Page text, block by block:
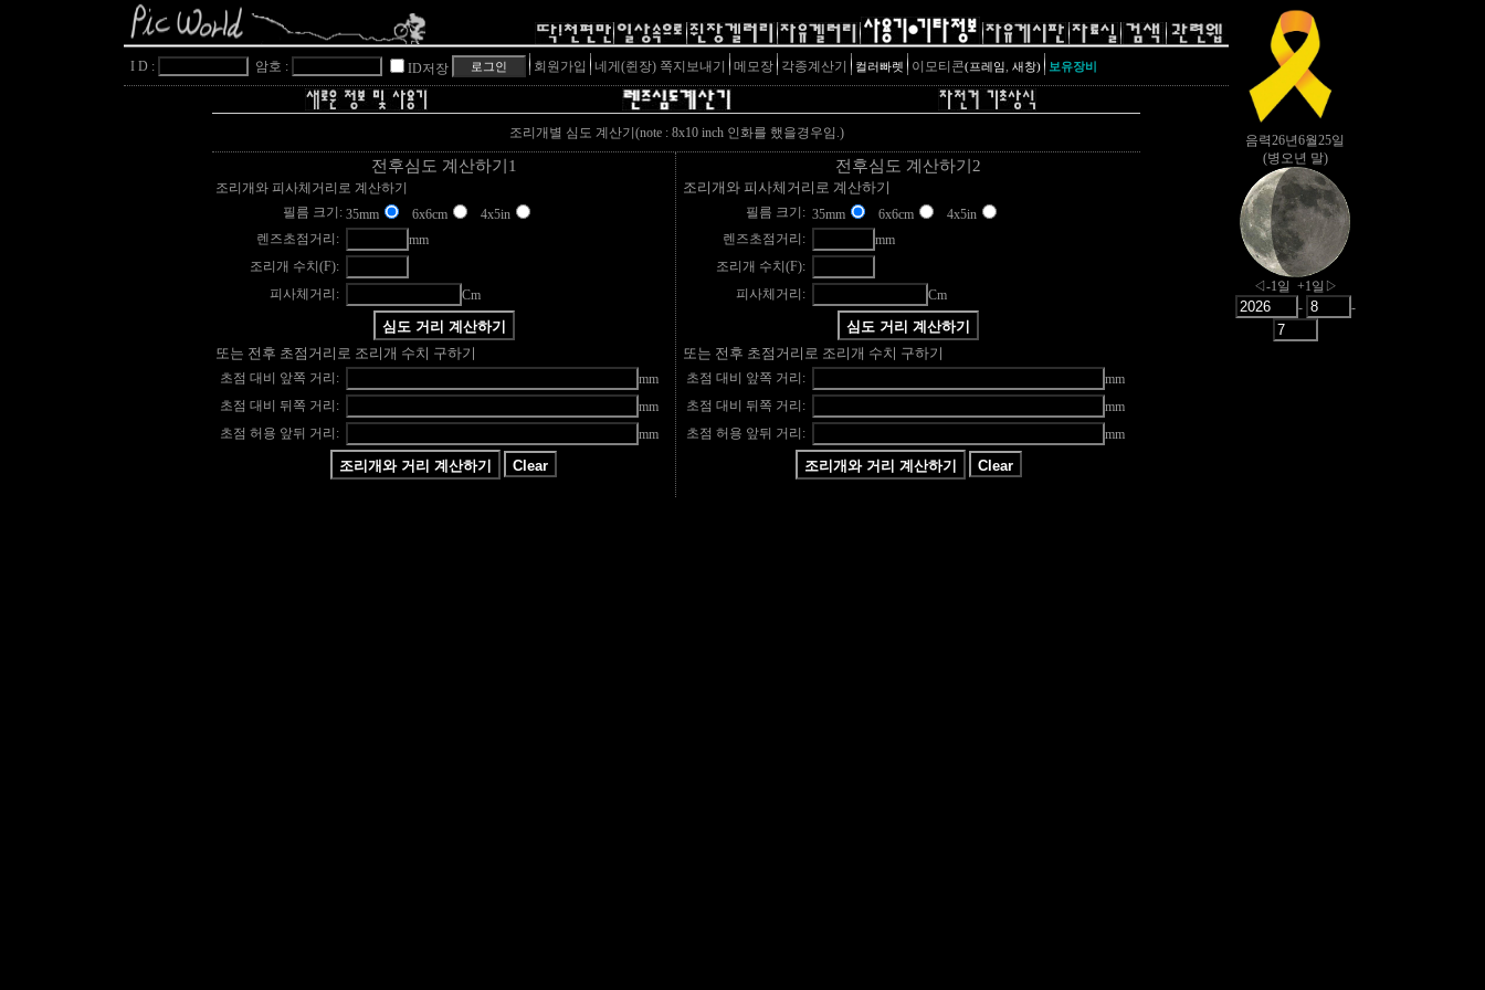
I D : 암호 : ID저장 회원가입 네게(쥔장) 쪽지보내기 메모장 각종계산기 컬러빠렛 이모티콘(프레임, 새창) 보유장비
조리개별 심도 계산기(note : 8x10 inch 인화를 했을경우임.)
전후심도 계산하기1
조리개와 피사체거리로 계산하기
필름 크기: 35mm 6x6cm
4x5in
렌즈초점거리:
mm
조리개 수치(F):
피사체거리:
Cm
또는 전후 초점거리로 조리개 수치 구하기
초점 대비 앞쪽 거리:
mm
초점 대비 뒤쪽 거리:
mm
초점 허용 앞뒤 거리:
mm
전후심도 계산하기2
조리개와 피사체거리로 계산하기
필름 크기: 35mm 6x6cm
4x5in
렌즈초점거리:
mm
조리개 수치(F):
피사체거리:
Cm
또는 전후 초점거리로 조리개 수치 구하기
초점 대비 앞쪽 거리:
mm
초점 대비 뒤쪽 거리:
mm
초점 허용 앞뒤 거리:
mm